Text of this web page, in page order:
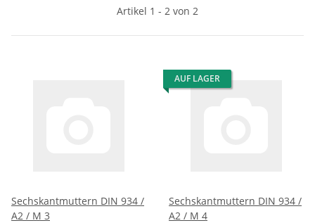
Artikel 1 - 2 von 2
Sechskantmuttern DIN 934 /
A2 / M 3
AUF LAGER
Sechskantmuttern DIN 934 /
A2 / M 4